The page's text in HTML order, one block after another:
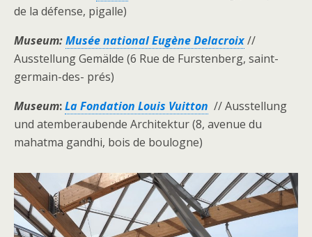
de la défense, pigalle)
Museum:Musée national Eugène Delacroix//
Ausstellung Gemälde (6 Rue de Furstenberg, saint-
germain-des- prés)
Museum:La Fondation Louis Vuitton // Ausstellung
und atemberaubende Architektur (8, avenue du
mahatma gandhi, bois de boulogne)